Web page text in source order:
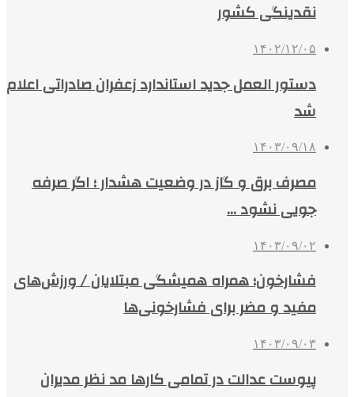
نقدینگی کشور
۱۴۰۲/۱۲/۰۵
دستور العمل جدید استاندارد زعفران صادراتی اعلام
شد
۱۴۰۳/۰۹/۱۸
مصرف برق و گاز در وضعیت هشدار ؛ اگر صرفه
جویی نشود …
۱۴۰۳/۰۹/۰۲
فشارخون؛ همراه همیشگی مبتلایان / ورزش‌های
مفید و مضر برای فشارخونی‌ها
۱۴۰۳/۰۹/۰۳
پیوست عدالت در تمامی کارها مد نظر مدیران